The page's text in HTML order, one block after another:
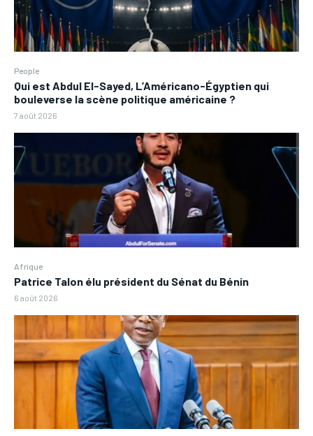
People
Qui est Abdul El-Sayed, L’Américano-Égyptien qui
bouleverse la scène politique américaine ?
7 août 2026
Afrique
Patrice Talon élu président du Sénat du Bénin
6 août 2026